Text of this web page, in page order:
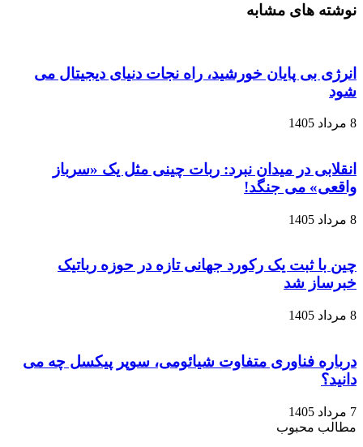
نوشته های مشابه
انرژی بی‌ پایان خورشید، راه نجات دنیای دیجیتال می
شود
8 مرداد 1405
انقلابی در میدان نبرد: ربات چینی مثل یک «سرباز
واقعی» می‌ جنگد!
8 مرداد 1405
چین با ثبت یک رکورد جهانی تازه در حوزه رباتیک
خبرساز شد
8 مرداد 1405
درباره فناوری متفاوت شیائومی، سوپر پیکسل چه می
دانید؟
7 مرداد 1405
مطالب محبوب